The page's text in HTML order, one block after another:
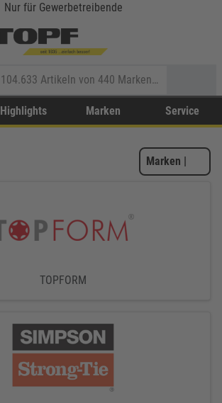
Nur für Gewerbetreibende
Highlights Marken Service
Marken |
TOPFORM